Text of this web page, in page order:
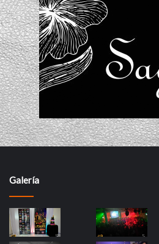
Galería